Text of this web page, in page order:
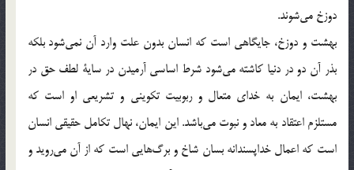
دوزخ مي‎شوند.
بهشت و دوزخ، جايگاهي است كه انسان بدون علت وارد آن نمي‎شود بلكه
بذر آن دو در دنيا كاشته مي‎شود شرط اساسي آرميدن در ساية لطف حق در
بهشت، ايمان به خداي متعال و ربوبيت تكويني و تشريعي او است كه
مستلزم اعتقاد به معاد و نبوت مي‎باشد. اين ايمان، نهال تكامل حقيقي انسان
است كه اعمال خداپسندانه بسان شاخ و برگ‎هايي است كه از آن مي‎رويد و